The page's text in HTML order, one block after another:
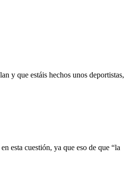
y que estáis hechos unos deportistas,
esta cuestión, ya que eso de que “la